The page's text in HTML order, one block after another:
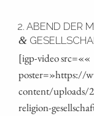
2. ABEND DER
&
[igp-video src=««
poster=»https://
content/uploads/
religion-